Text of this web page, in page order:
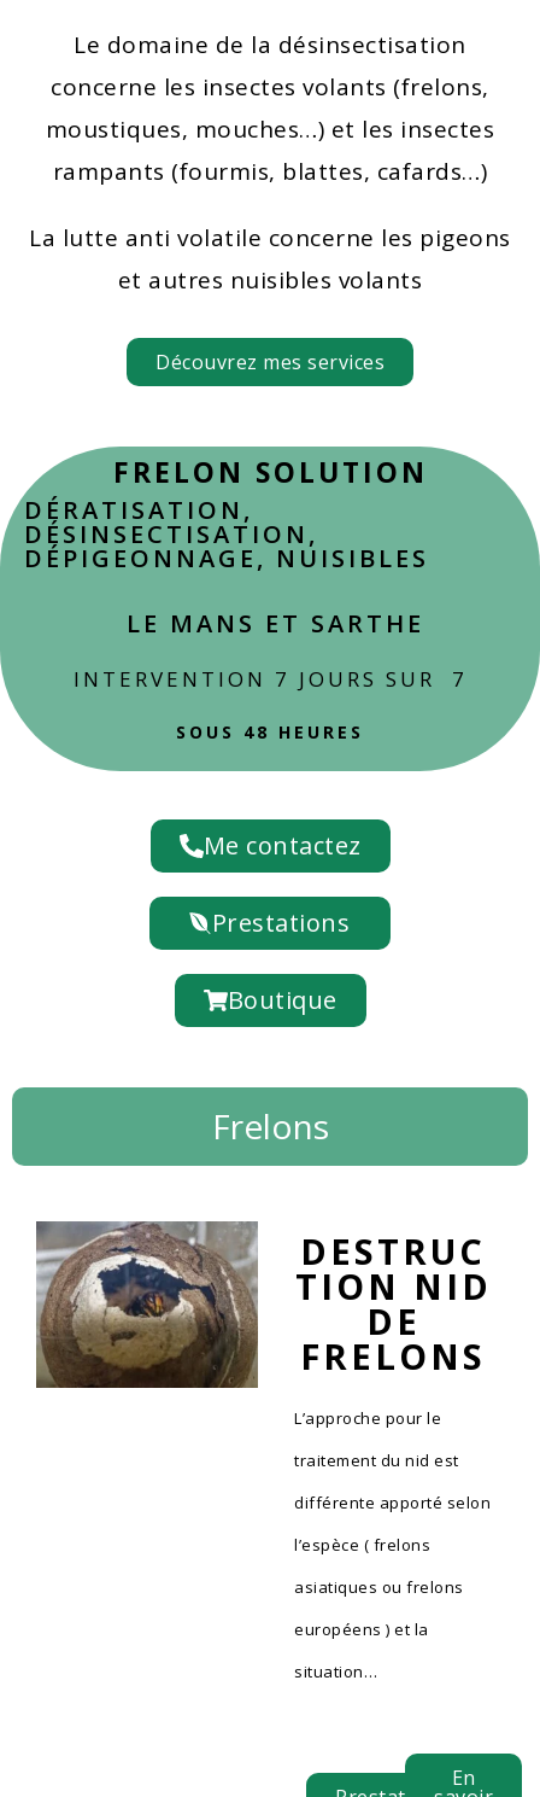
Le domaine de la désinsectisation
concerne les insectes volants (frelons,
moustiques, mouches…) et les insectes
rampants (fourmis, blattes, cafards…)
La lutte anti volatile concerne les pigeons
et autres nuisibles volants
Découvrez mes services
FRELON SOLUTION
DÉRATISATION,
DÉSINSECTISATION,
DÉPIGEONNAGE, NUISIBLES
LE MANS ET SARTHE
INTERVENTION 7 JOURS SUR 7
SOUS 48 HEURES
Me contactez
Prestations
Boutique
Frelons
DESTRUC
TION NID
DE
FRELONS
L’approche pour le
traitement du nid est
différente apporté selon
l’espèce ( frelons
asiatiques ou frelons
européens ) et la
situation…
En